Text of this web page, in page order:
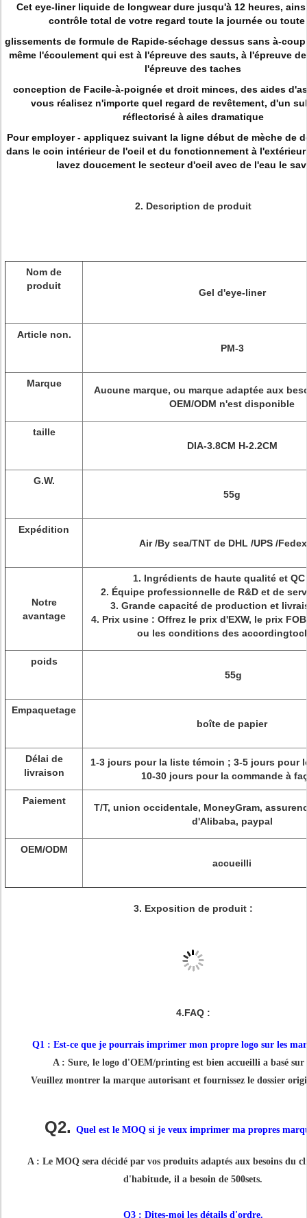
Cet eye-liner liquide de longwear dure jusqu'à 12 heures,
contrôle total de votre regard toute la journée ou
glissements de formule de Rapide-séchage dessus sans à-
même l'écoulement qui est à l'épreuve des sauts, à l'épreuve
l'épreuve des taches
conception de Facile-à-poignée et droit minces, des aides
vous réalisez n'importe quel regard de revêtement, d'un
réflectorisé à ailes dramatique
Pour employer - appliquez suivant la ligne début de mèche de
dans le coin intérieur de l'oeil et du fonctionnement à
lavez doucement le secteur d'oeil avec de l'eau le
2. Description de produit
Nom de
produit
Gel d'eye-liner
Article non.
PM-3
Marque
Aucune marque, ou marque adaptée aux
OEM/ODM n'est disponible
taille
DIA-3.8CM H-2.2CM
G.W.
55g
Expédition
Air /By sea/TNT de DHL /UPS /
Notre
avantage
1. Ingrédients de haute qualité et
2. Équipe professionnelle de R&D et de
3. Grande capacité de production et
4. Prix usine : Offrez le prix d'EXW, le prix
ou les conditions des
poids
55g
Empaquetage
boîte de papier
Délai de
livraison
1-3 jours pour la liste témoin ; 3-5 jours pour
10-30 jours pour la commande à
Paiement
T/T, union occidentale, MoneyGram,
d'Alibaba, paypal
OEM/ODM
accueilli
3. Exposition de produit :
4.FAQ :
Q1 : Est-ce que je pourrais imprimer mon propre logo sur les
A : Sure, le logo d'OEM/printing est bien accueilli a basé
Veuillez montrer la marque autorisant et fournissez le dossier
Q2. Quel est le MOQ si je veux imprimer ma propres
A : Le MOQ sera décidé par vos produits adaptés aux besoins du
d'habitude, il a besoin de 500sets.
Q3 : Dites-moi les détails d'ordre.